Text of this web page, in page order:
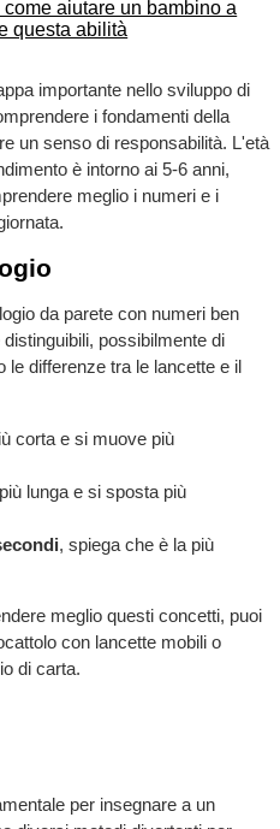
importante nello sviluppo di
i fondamenti della
un senso di responsabilità. L'età
è intorno ai 5-6 anni,
meglio i numeri e i
da parete con numeri ben
possibilmente di
differenze tra le lancette e il
corta e si muove più
lunga e si sposta più
, spiega che è la più
meglio questi concetti, puoi
con lancette mobili o
di carta.
per insegnare a un